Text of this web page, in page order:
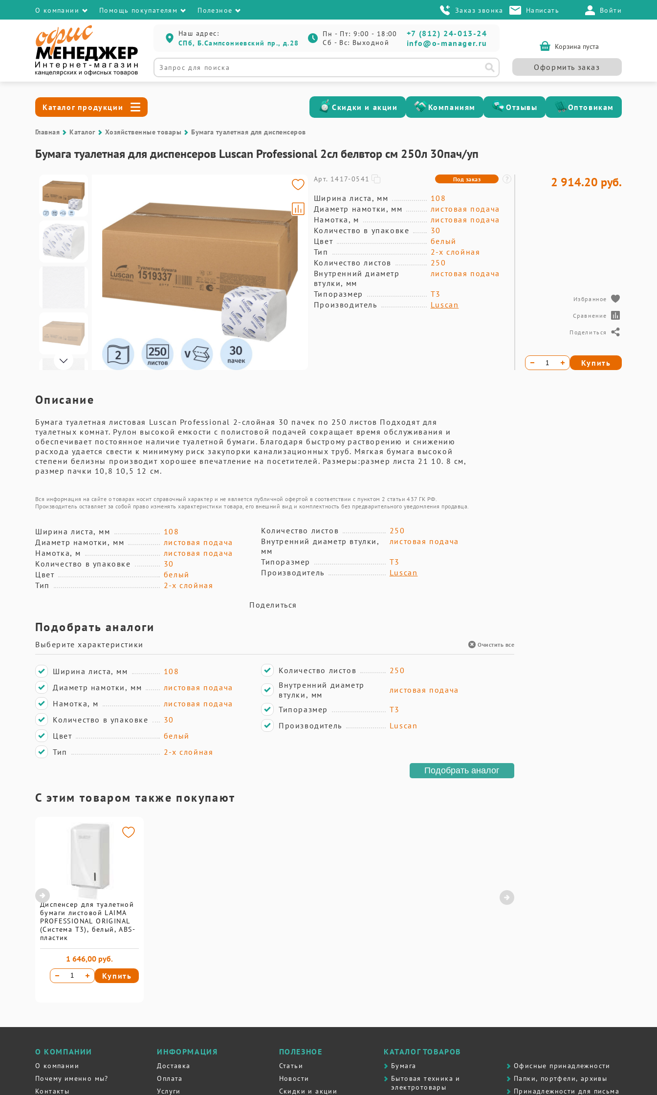
О компании Помощь покупателям Полезное Заказ звонка Написать Войти
Наш адрес:
СПб, Б.Сампсониевский пр., д.28
Пн - Пт: 9:00 - 18:00
Сб - Вс: Выходной
+7 (812) 24-013-24
info@o-manager.ru
Корзина пуста
Оформить заказ
Каталог продукции Скидки и акции Компаниям Отзывы Оптовикам
Главная Каталог Хозяйственные товары Бумага туалетная для диспенсеров
Бумага туалетная для диспенсеров Luscan Professional 2сл белвтор см 250л 30пач/уп
Арт. 1417-0541 Под заказ
Ширина листа, мм
108
Диаметр намотки, мм
листовая подача
Намотка, м
листовая подача
Количество в упаковке
30
Цвет
белый
Тип
2-х слойная
Количество листов
250
Внутренний диаметр
втулки, мм
листовая подача
Типоразмер
T3
Производитель
Luscan
Описание
Бумага туалетная листовая Luscan Professional 2-слойная 30 пачек по 250 листов Подходят для
туалетных комнат. Рулон высокой емкости с полистовой подачей сокращает время обслуживания и
обеспечивает постоянное наличие туалетной бумаги. Благодаря быстрому растворению и снижению
расхода удается свести к минимуму риск закупорки канализационных труб. Мягкая бумага высокой
степени белизны производит хорошее впечатление на посетителей. Размеры:размер листа 21 10. 8 см,
размер пачки 10,8 10,5 12 см.
Вся информация на сайте о товарах носит справочный характер и не является публичной офертой в соответствии с пунктом 2 статьи 437 ГК РФ.
Производитель оставляет за собой право изменять характеристики товара, его внешний вид и комплектность без предварительного уведомления продавца.
Ширина листа, мм
108
Диаметр намотки, мм
листовая подача
Намотка, м
листовая подача
Количество в упаковке
30
Цвет
белый
Тип
2-х слойная
Количество листов
250
Внутренний диаметр втулки,
мм
листовая подача
Типоразмер
T3
Производитель
Luscan
Поделиться
Подобрать аналоги
Выберите характеристики Очистить все
Ширина листа, мм
108
Диаметр намотки, мм
листовая подача
Намотка, м
листовая подача
Количество в упаковке
30
Цвет
белый
Тип
2-х слойная
Количество листов
250
Внутренний диаметр
втулки, мм
листовая подача
Типоразмер
T3
Производитель
Luscan
Подобрать аналог
С этим товаром также покупают
Диспенсер для туалетной
бумаги листовой LAIMA
PROFESSIONAL ORIGINAL
(Система T3), белый, ABS-
пластик
1 646,00 руб.
Купить
2 914.20 руб.
Избранное
Сравнение
Поделиться
Купить
О КОМПАНИИ
О компании
Почему именно мы?
Контакты
ИНФОРМАЦИЯ
Доставка
Оплата
Услуги
ПОЛЕЗНОЕ
Статьи
Новости
Скидки и акции
КАТАЛОГ ТОВАРОВ
Бумага
Бытовая техника и
электротовары
Офисные принадлежности
Папки, портфели, архивы
Принадлежности для письма